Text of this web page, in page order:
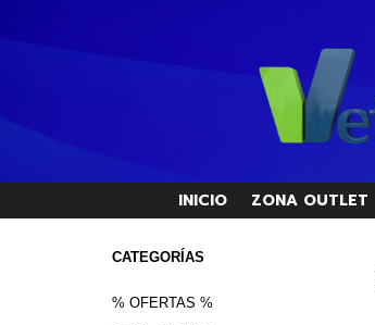
INICIO ZONA OUTLET
CATEGORÍAS
% OFERTAS %